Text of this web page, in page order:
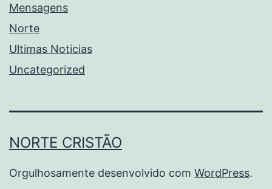
Mensagens
Norte
Ultimas Noticias
Uncategorized
NORTE CRISTÃO
Orgulhosamente desenvolvido com WordPress.